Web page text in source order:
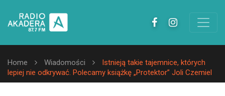
Home Wiadomości
Istnieją takie tajemnice, których
lepiej nie odkrywać. Polecamy książkę „Protektor” Joli Czemiel